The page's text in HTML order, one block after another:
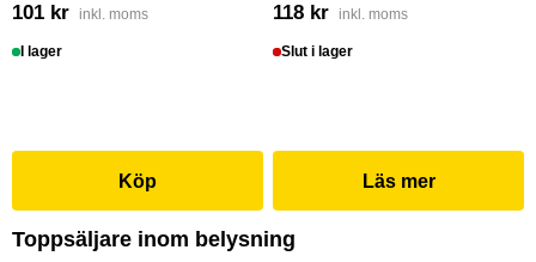
101 kr inkl. moms
I lager
Köp
118 kr inkl. moms
Slut i lager
Läs mer
Toppsäljare inom belysning